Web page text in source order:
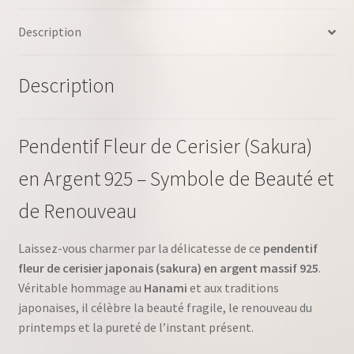
Description
Description
Pendentif Fleur de Cerisier (Sakura)
en Argent 925 – Symbole de Beauté et
de Renouveau
Laissez-vous charmer par la délicatesse de ce pendentif
fleur de cerisier japonais (sakura) en argent massif 925.
Véritable hommage au Hanami et aux traditions
japonaises, il célèbre la beauté fragile, le renouveau du
printemps et la pureté de l’instant présent.